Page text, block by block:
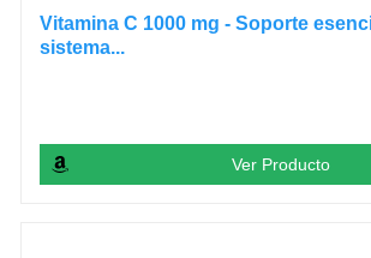
Vitamina C 1000 mg - Soporte
sistema...
Ver Producto